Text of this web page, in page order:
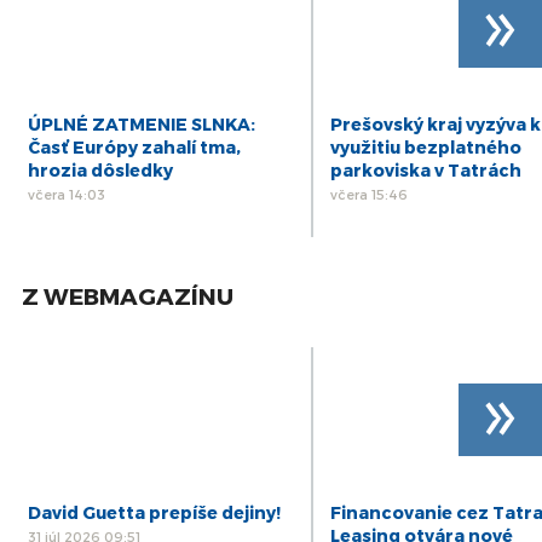
ÚPLNÉ ZATMENIE SLNKA:
Časť Európy zahalí tma,
hrozia dôsledky
včera 14:03
Prešovský kraj vyzýva k
využitiu bezplatného
parkoviska v Tatrách
včera 15:46
»
Z WEBMAGAZÍNU
David Guetta prepíše dejiny!
31 júl 2026 09:51
Financovanie cez Tatra
Leasing otvára nové
»